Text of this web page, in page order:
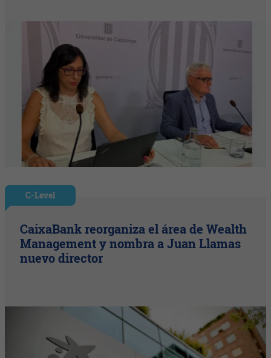
C-Level
CaixaBank reorganiza el área de Wealth
Management y nombra a Juan Llamas
nuevo director